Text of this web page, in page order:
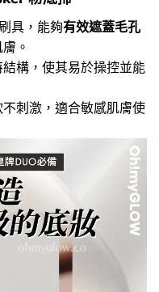
具，能夠有效遮蓋毛孔
。
構，使其易於操控並能
刺激，適合敏感肌膚使